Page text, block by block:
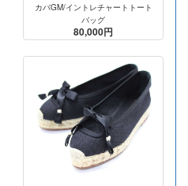
カバGM/イントレチャートトート
バッグ
80,000円